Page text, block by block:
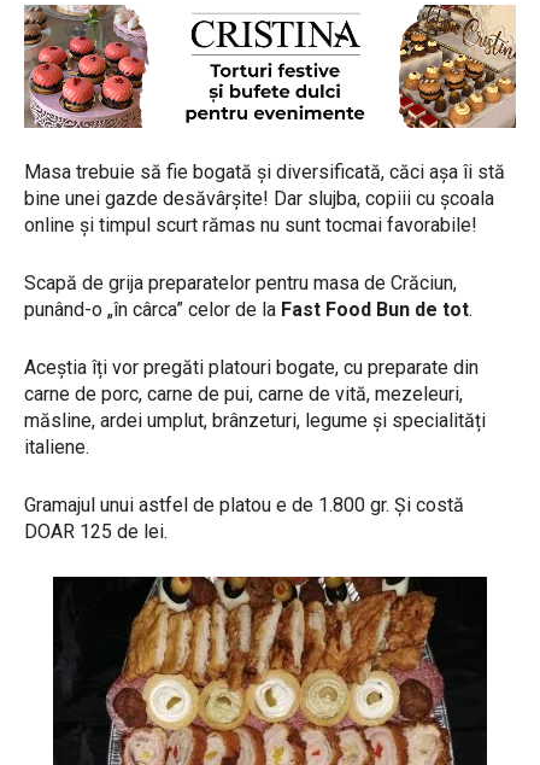
Masa trebuie să fie bogată și diversificată, căci așa îi stă
bine unei gazde desăvârșite! Dar slujba, copiii cu școala
online și timpul scurt rămas nu sunt tocmai favorabile!
Scapă de grija preparatelor pentru masa de Crăciun,
punând-o „în cârca” celor de la Fast Food Bun de tot.
Aceștia îți vor pregăti platouri bogate, cu preparate din
carne de porc, carne de pui, carne de vită, mezeleuri,
măsline, ardei umplut, brânzeturi, legume și specialități
italiene.
Gramajul unui astfel de platou e de 1.800 gr. Și costă
DOAR 125 de lei.